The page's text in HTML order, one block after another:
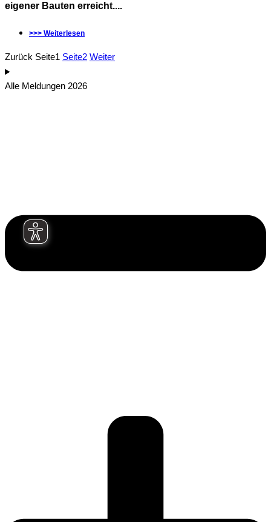
eigener Bauten erreicht....
>>> Weiterlesen
Zurück Seite1 Seite2 Weiter
Alle Meldungen 2026